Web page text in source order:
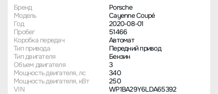
Бренд
Porsche
Модель
Cayenne Coupé
Год
2020-08-01
Пробег
51466
Коробка передач
Автомат
Тип привода
Передний привод
Тип двигателя
Бензин
Объем двигателя
3
Мощность двигателя, лс
340
Мощность двигателя, кВт
250
VIN
WP1BA29Y6LDA65392